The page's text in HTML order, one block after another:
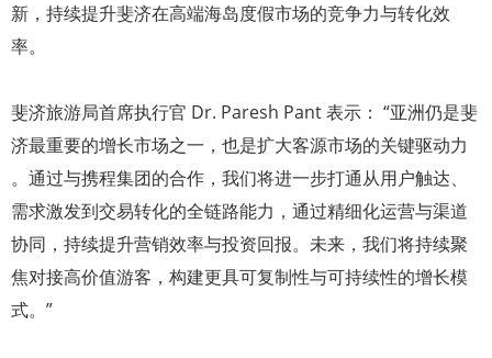
新，持续提升斐济在高端海岛度假市场的竞争力与转化效
率。
斐济旅游局首席执行官 Dr. Paresh Pant 表示： “亚洲仍是斐
济最重要的增长市场之一，也是扩大客源市场的关键驱动力
。通过与携程集团的合作，我们将进一步打通从用户触达、
需求激发到交易转化的全链路能力，通过精细化运营与渠道
协同，持续提升营销效率与投资回报。未来，我们将持续聚
焦对接高价值游客，构建更具可复制性与可持续性的增长模
式。”